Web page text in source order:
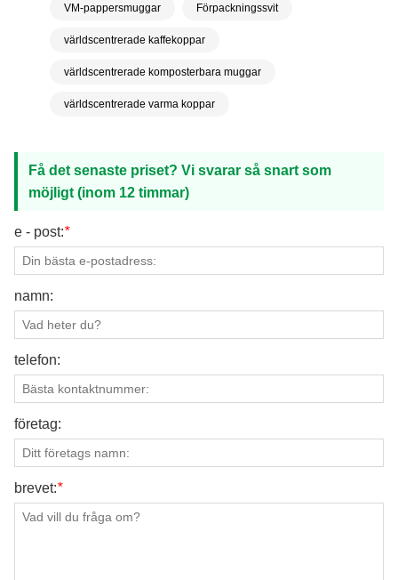
VM-pappersmuggar Förpackningssvit
världscentrerade kaffekoppar
världscentrerade komposterbara muggar
världscentrerade varma koppar
Få det senaste priset? Vi svarar så snart som
möjligt (inom 12 timmar)
e - post:*
namn:
telefon:
företag:
brevet:*